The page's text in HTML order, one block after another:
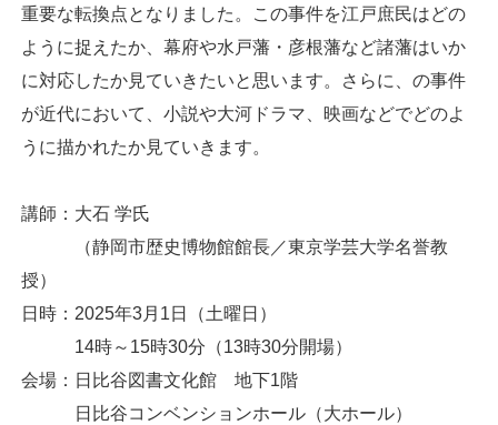
重要な転換点となりました。この事件を江戸庶民はどの
ように捉えたか、幕府や水戸藩・彦根藩など諸藩はいか
に対応したか見ていきたいと思います。さらに、の事件
が近代において、小説や大河ドラマ、映画などでどのよ
うに描かれたか見ていきます。
講師：大石 学氏
（静岡市歴史博物館館長／東京学芸大学名誉教
授）
日時：2025年3月1日（土曜日）
14時～15時30分（13時30分開場）
会場：日比谷図書文化館 地下1階
日比谷コンベンションホール（大ホール）